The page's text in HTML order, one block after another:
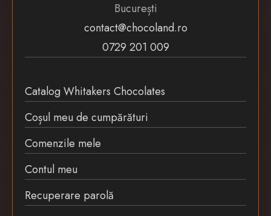
București
contact@chocoland.ro
0729 201 009
Catalog Whitakers Chocolates
Coșul meu de cumpărături
Comenzile mele
Contul meu
Recuperare parolă